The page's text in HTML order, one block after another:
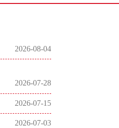
2026-08-04
2026-07-28
2026-07-15
2026-07-03